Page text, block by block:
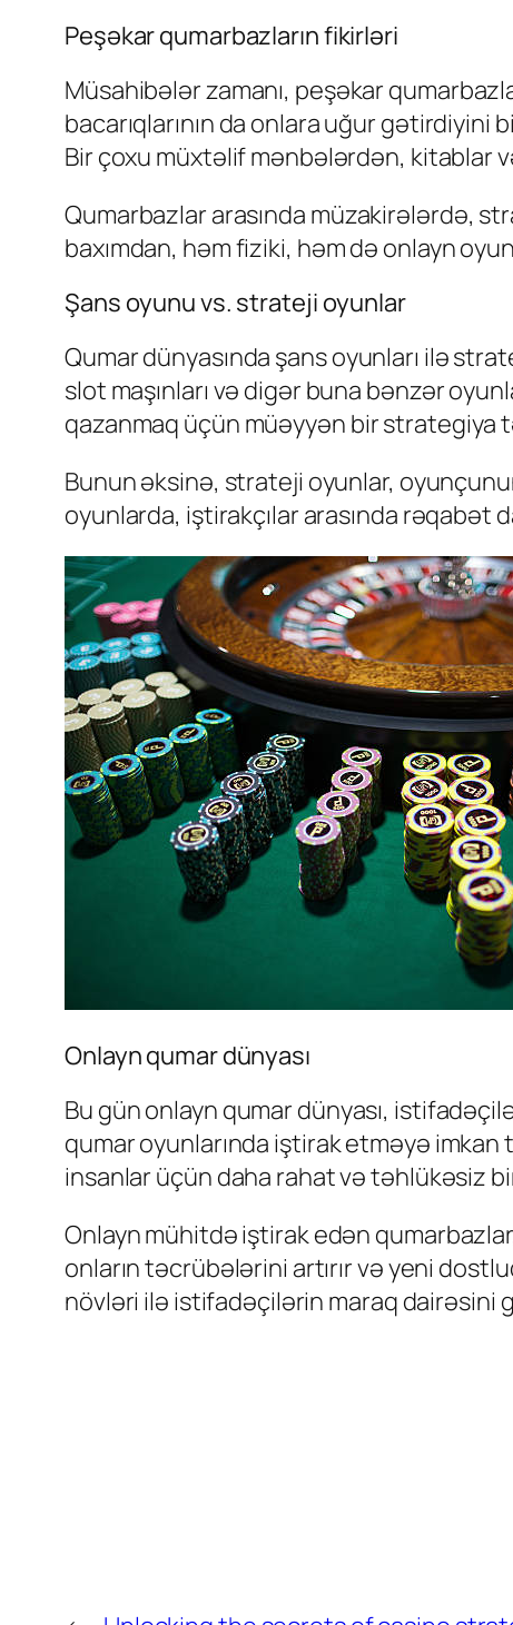
Peşəkar qumarbazların fikirləri
Müsahibələr zamanı, peşəkar
bacarıqlarının da onlara uğur gətirdiyini
Bir çoxu müxtəlif mənbələrdən, kitablar
Qumarbazlar arasında müzakirələrdə,
baxımdan, həm fiziki, həm də onlayn
Şans oyunu vs. strateji oyunlar
Qumar dünyasında şans oyunları ilə
slot maşınları və digər buna bənzər
qazanmaq üçün müəyyən bir strategiya
Bunun əksinə, strateji oyunlar,
oyunlarda, iştirakçılar arasında rəqabət
Onlayn qumar dünyası
Bu gün onlayn qumar dünyası,
qumar oyunlarında iştirak etməyə
insanlar üçün daha rahat və təhlükəsiz
Onlayn mühitdə iştirak edən
onların təcrübələrini artırır və yeni
növləri ilə istifadəçilərin maraq dairəsini